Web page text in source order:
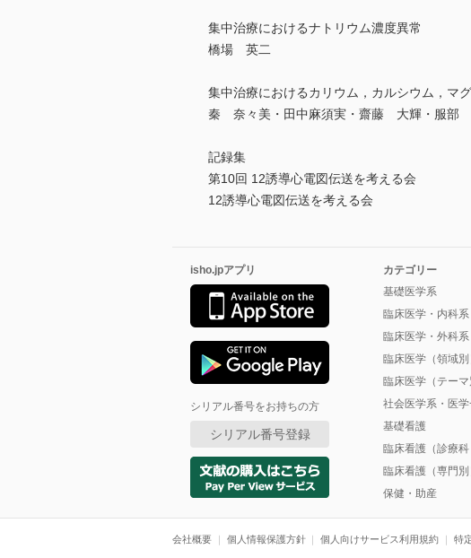
集中治療におけるナトリウム濃度異常
橋場 英二
集中治療におけるカリウム，カルシウム，マ
秦 奈々美・田中麻須実・齋藤 大輝・服部
記録集
第10回 12誘導心電図伝送を考える会
12誘導心電図伝送を考える会
isho.jpアプリ
シリアル番号をお持ちの方
シリアル番号登録
カテゴリー
基礎医学系
臨床医学・内科系
臨床医学・外科系
臨床医学（領域別
臨床医学（テーマ
社会医学系・医
基礎看護
臨床看護（診療科
臨床看護（専門別
保健・助産
会社概要 個人情報保護方針 個人向けサービス利用規約 特